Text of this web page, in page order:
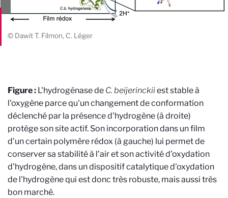
© Dawit T. Filmon, C. Léger
Figure : L'hydrogénase de C. beijerinckiiest stable à
l'oxygène parce qu'un changement de conformation
déclenché par la présence d'hydrogène (à droite)
protège son site actif. Son incorporation dans un film
d'un certain polymère rédox (à gauche) lui permet de
conserver sa stabilité à l'air et son activité d'oxydation
d'hydrogène, dans un dispositif catalytique d'oxydation
de l'hydrogène qui est donc très robuste, mais aussi très
bon marché.